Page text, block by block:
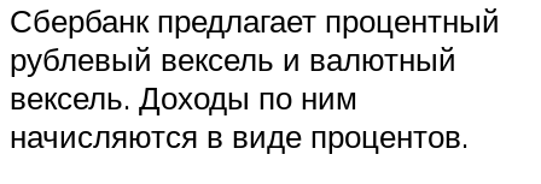
Сбербанк предлагает процентный
рублевый вексель и валютный
вексель. Доходы по ним
начисляются в виде процентов.